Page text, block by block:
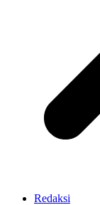
Redaksi